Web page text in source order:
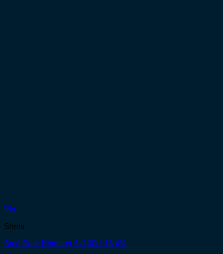
Vis
Shots
Små Sure Hindbær 6x100cl 16,4%